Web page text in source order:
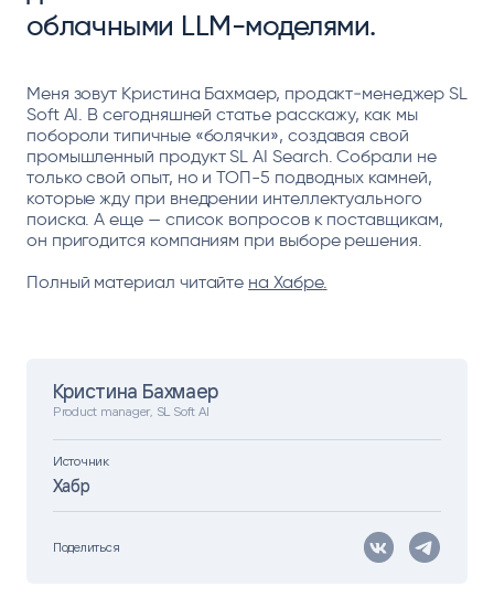
Кристина Бахмаер
Product manager, SL Soft AI
Источник
Хабр
Поделиться
облачными LLM‑моделями.
Меня зовут Кристина Бахмаер, продакт‑менеджер SL
Soft AI. В сегодняшней статье расскажу, как мы
побороли типичные «болячки», создавая свой
промышленный продукт SL AI Search. Собрали не
только свой опыт, но и ТОП-5 подводных камней,
которые жду при внедрении интеллектуального
поиска. А еще — список вопросов к поставщикам,
он пригодится компаниям при выборе решения.
Полный материал читайте на Хабре.